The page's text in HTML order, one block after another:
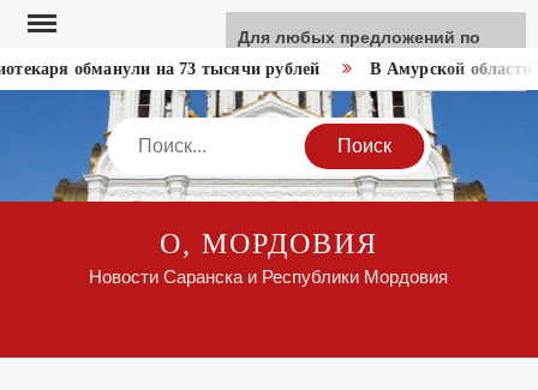
Перейти
содержимому
обманули на 73 тысячи рублей В Амурской области
Search
О, МОРДОВИЯ
Новости Саранска и Республики Мордовия
Для любых предложений по
сайту: like-news@cp9.ru